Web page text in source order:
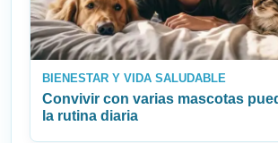
BIENESTAR Y VIDA SALUDABLE
Convivir con varias mascotas
la rutina diaria